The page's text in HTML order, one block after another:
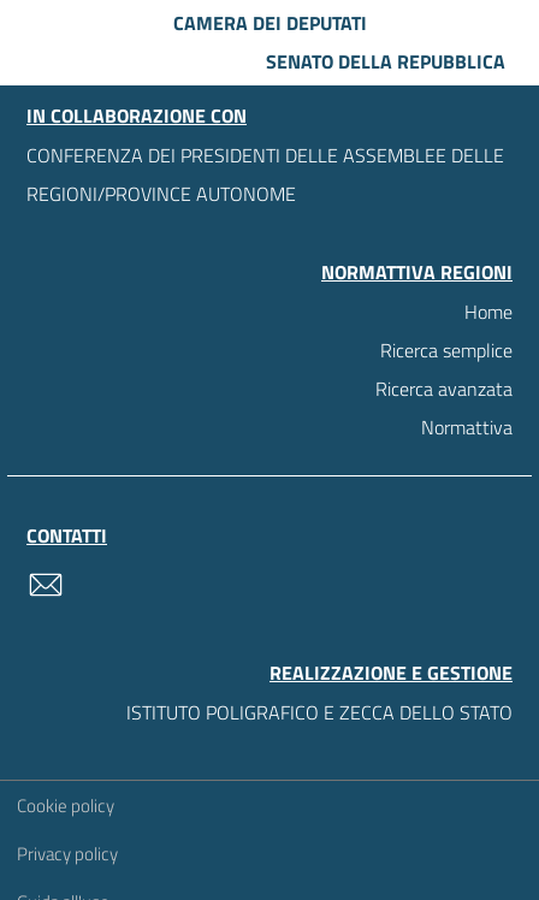
CAMERA DEI DEPUTATI
SENATO DELLA REPUBBLICA
IN COLLABORAZIONE CON
CONFERENZA DEI PRESIDENTI DELLE ASSEMBLEE DELLE
REGIONI/PROVINCE AUTONOME
NORMATTIVA REGIONI
Home
Ricerca semplice
Ricerca avanzata
Normattiva
CONTATTI
REALIZZAZIONE E GESTIONE
ISTITUTO POLIGRAFICO E ZECCA DELLO STATO
Sezione Link Utili
Cookie policy
Privacy policy